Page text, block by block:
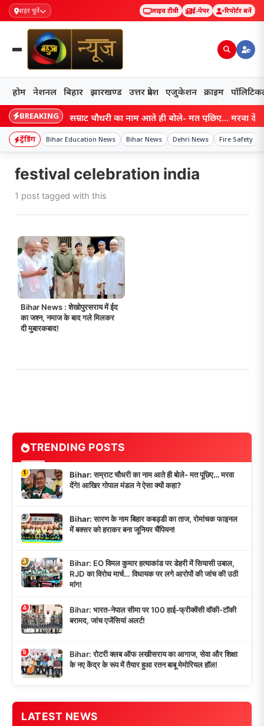
शहर चुनें लाइव टीवी ई-पेपर रिपोर्टर बनें
होम नेशनल बिहार झारखण्ड उत्तर प्रदेश एजुकेशन क्राइम
BREAKING
Bihar: सम्राट चौधरी का नाम आते ही बोले- मत पूछिए… मरवा देंगे!
ट्रेंडिंग Bihar Education News Bihar News Dehri News Fire Safety
festival celebration india
1 post tagged with this
Bihar News : शेखोपुरसराय में ईद
का जश्न, नमाज के बाद गले मिलकर
दी मुबारकबाद!
TRENDING POSTS
1
Bihar: सम्राट चौधरी का नाम आते ही बोले- मत पूछिए… मरवा
देंगे! आखिर गोपाल मंडल ने ऐसा क्यों कहा?
2
Bihar: सारण के नाम बिहार कबड्डी का ताज, रोमांचक फाइनल
में बक्सर को हराकर बना जूनियर चैंपियन!
3
Bihar: EO विमल कुमार हत्याकांड पर डेहरी में सियासी उबाल,
RJD का विरोध मार्च… विधायक पर लगे आरोपों की जांच की उठी
मांग!
4
Bihar: भारत-नेपाल सीमा पर 100 हाई-फ्रीक्वेंसी वॉकी-टॉकी
बरामद, जांच एजेंसियां अलर्ट!
5
Bihar: रोटरी क्लब ऑफ लखीसराय का आगाज, सेवा और शिक्षा
के नए केंद्र के रूप में तैयार हुआ रतन बाबू मेमोरियल हॉल!
LATEST NEWS